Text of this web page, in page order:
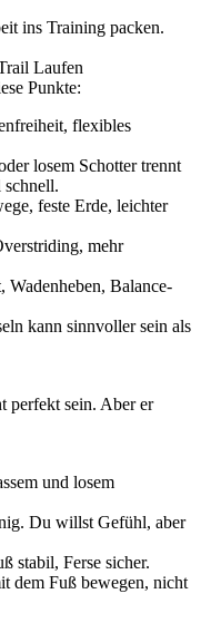
ins Training packen.
Laufen
Punkte:
flexibles
losem Schotter trennt
schnell.
feste Erde, leichter
mehr
Wadenheben, Balance-
kann sinnvoller sein als
perfekt sein. Aber er
und losem
Du willst Gefühl, aber
stabil, Ferse sicher.
dem Fuß bewegen, nicht